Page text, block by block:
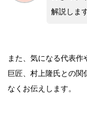
解説しま
また、気になる代表
巨匠、村上隆氏との関
なくお伝えします。